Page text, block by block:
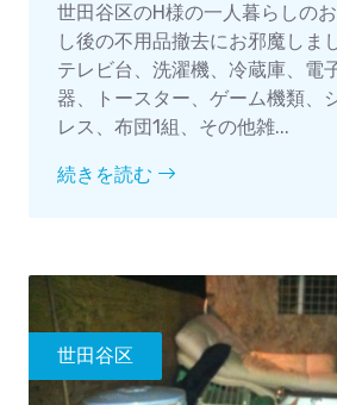
世田谷区のH様の一人暮らしの
し後の不用品撤去にお邪魔しま
テレビ台、洗濯機、冷蔵庫、電
器、トースター、ゲーム機類、
レス、布団1組、その他雑...
続きを読む
世田谷区